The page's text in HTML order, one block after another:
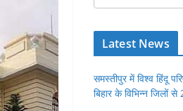
Latest News
समस्तीपुर में विश्व हिंदू
बिहार के विभिन्न जिलों